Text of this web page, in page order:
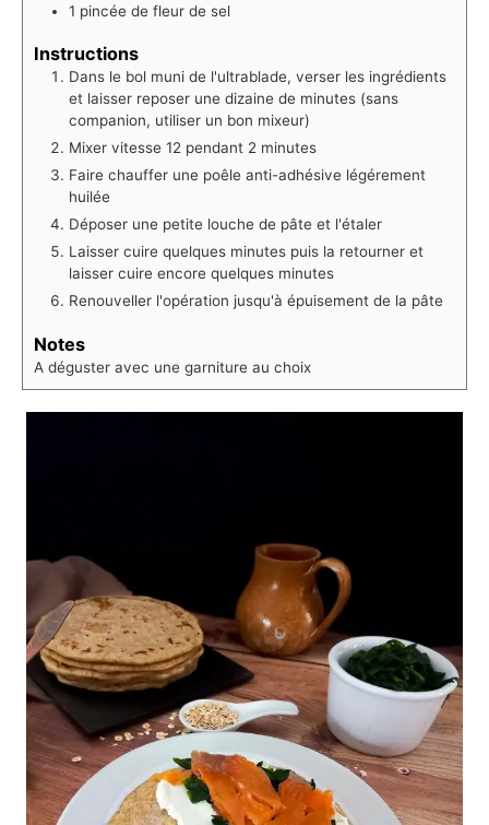
1 pincée de fleur de sel
Instructions
Dans le bol muni de l'ultrablade, verser les ingrédients
et laisser reposer une dizaine de minutes (sans
companion, utiliser un bon mixeur)
Mixer vitesse 12 pendant 2 minutes
Faire chauffer une poêle anti-adhésive légérement
huilée
Déposer une petite louche de pâte et l'étaler
Laisser cuire quelques minutes puis la retourner et
laisser cuire encore quelques minutes
Renouveller l'opération jusqu'à épuisement de la pâte
Notes
A déguster avec une garniture au choix